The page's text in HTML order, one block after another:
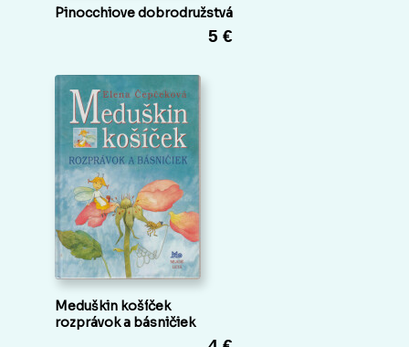
Pinocchiove dobrodružstvá
5 €
Meduškin košíček
rozprávok a básničiek